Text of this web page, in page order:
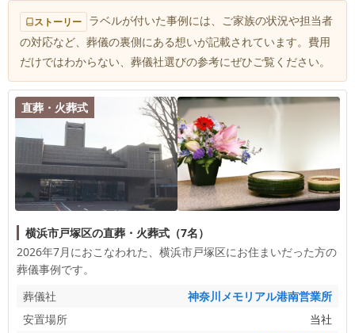
ストーリー ラベルが付いた事例には、ご家族の状況や担当者
の対応など、葬儀の裏側にある想いが記載されています。費用
だけではわからない、葬儀社選びの参考にぜひご覧ください。
直葬・火葬式
横浜市戸塚区の直葬・火葬式（7名）
2026年7月におこなわれた、 横浜市戸塚区にお住まいだった方の
葬儀事例です。
葬儀社
神奈川メモリアル港南営業所
安置場所
当社